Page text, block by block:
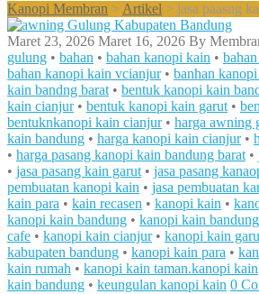
Kanopi Membran > Artikel > jasa paasng
Maret 23, 2026 Maret 16, 2026 By
gulung • bahan • bahan kanopi kain •
bahan kanopi kain vcianjur• banhan
kain bandng barat • bentuk kanopi kain
kain cianjur• bentuk kanopi kain garut •
bentuknkanopi kain cianjur• harga awning
kain bandung • harga kanopi kain cianjur•
• harga pasang kanopi kain bandung barat •
• jasa pasang kain garut • jasa pasang
pembuatan kanopi kain • jasa pembuatan
kain para • kain recasen • kanopi kain •
kanopi kain bandung • kanopi kain
cafe • kanopi kain cianjur• kanopi kain
kabupaten bandung • kanopi kain para •
kain rumah • kanopi kain taman.kanopi kain
kain bandung • keungulan kanopi kain 0